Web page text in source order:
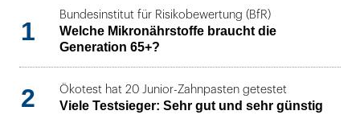
1
Bundesinstitut für Risikobewertung (BfR)
Welche Mikronährstoffe braucht die
Generation 65+?
2 Ökotest hat 20 Junior-Zahnpasten getestet
Viele Testsieger: Sehr gut und sehr günstig